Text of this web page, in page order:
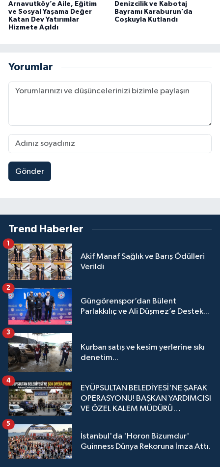
Arnavutköy’e Aile, Eğitim
ve Sosyal Yaşama Değer
Katan Dev Yatırımlar
Hizmete Açıldı
Denizcilik ve Kabotaj
Bayramı Karaburun’da
Coşkuyla Kutlandı
Yorumlar
Gönder
Trend Haberler
Akif Manaf Sağlık ve Barış Ödülleri
Verildi
1
Güngörenspor’dan Bülent
Parlakkılıç ve Ali Düşmez’e Destek...
2
Kurban satış ve kesim yerlerine sıkı
denetim...
3
EYÜPSULTAN BELEDİYESİ'NE ŞAFAK
OPERASYONU! BAŞKAN YARDIMCISI
VE ÖZEL KALEM MÜDÜRÜ
4
İstanbul'da 'Horon Bizumdur'
Guinness Dünya Rekoruna İmza Attı.
5